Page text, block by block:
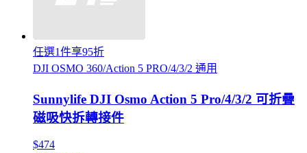
任選1件享95折
DJI OSMO 360/Action 5 PRO/4/3/2 通用
Sunnylife DJI Osmo Action 5 Pro/4/3/2 可折疊
磁吸快拆轉接件
$474